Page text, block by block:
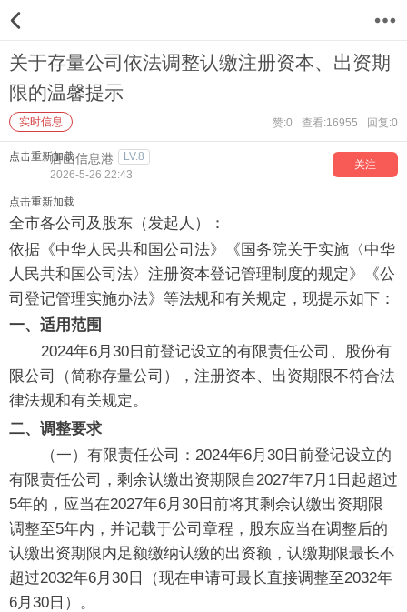
关于存量公司依法调整认缴注册资本、出资期
限的温馨提示
实时信息 赞:0 查看:16955 回复:0
点击重新加载唐山信息港 LV.8
关注
2026-5-26 22:43
点击重新加载
全市各公司及股东（发起人）：
依据《中华人民共和国公司法》《国务院关于实施〈中华
人民共和国公司法〉注册资本登记管理制度的规定》《公
司登记管理实施办法》等法规和有关规定，现提示如下：
一、适用范围
2024年6月30日前登记设立的有限责任公司、股份有
限公司（简称存量公司），注册资本、出资期限不符合法
律法规和有关规定。
二、调整要求
（一）有限责任公司：2024年6月30日前登记设立的
有限责任公司，剩余认缴出资期限自2027年7月1日起超过
5年的，应当在2027年6月30日前将其剩余认缴出资期限
调整至5年内，并记载于公司章程，股东应当在调整后的
认缴出资期限内足额缴纳认缴的出资额，认缴期限最长不
超过2032年6月30日（现在申请可最长直接调整至2032年
6月30日）。